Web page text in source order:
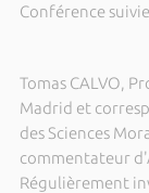
Conférence
Tomas CALVO,
Madrid et
des Sciences
commentateur
Régulièrement